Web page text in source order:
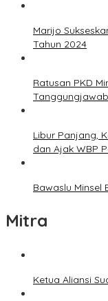
Marijo
Tahun 2024
Ratusan PKD
Libur Panjang,
dan Ajak WBP
Bawaslu Minsel
Mitra
Ketua Aliansi